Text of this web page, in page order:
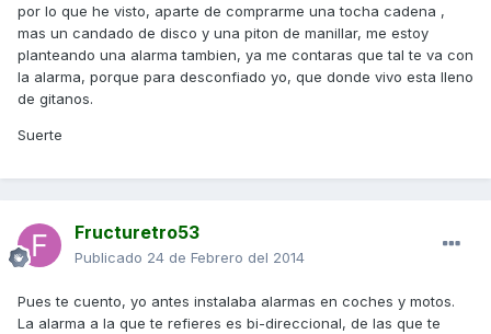
por lo que he visto, aparte de comprarme una tocha cadena ,
mas un candado de disco y una piton de manillar, me estoy
planteando una alarma tambien, ya me contaras que tal te va con
la alarma, porque para desconfiado yo, que donde vivo esta lleno
de gitanos.
Suerte
Fructuretro53
Publicado 24 de Febrero del 2014
Pues te cuento, yo antes instalaba alarmas en coches y motos.
La alarma a la que te refieres es bi-direccional, de las que te